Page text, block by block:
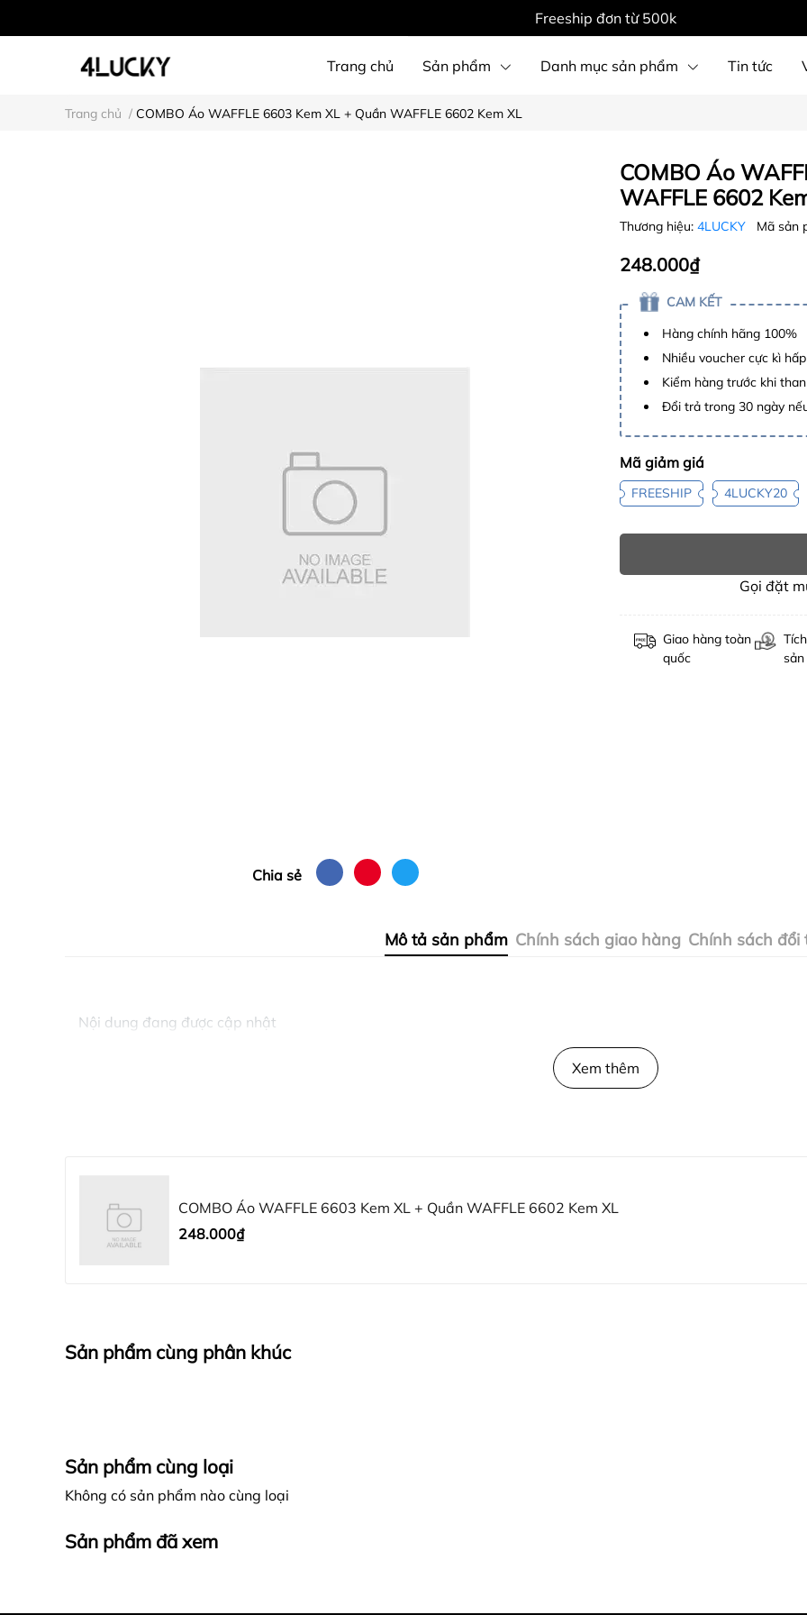
Freeship đơn từ 500k
Trang chủ Sản phẩm Danh mục sản phẩm Tin tức
Trang chủ / COMBO Áo WAFFLE 6603 Kem XL + Quần WAFFLE 6602 Kem XL
Chia sẻ
COMBO Áo
WAFFLE 6602
Thương hiệu: 4LUCKY Mã sản
248.000₫
CAM KẾT
Hàng chính hãng 100%
Nhiều voucher cực kì
Kiểm hàng trước khi
Đổi trả trong 30 ngày
Mã giảm giá
FREESHIP 4LUCKY20
Gọi đặt
Giao hàng toàn
quốc
Mô tả sản phẩm Chính sách giao hàng Chính sách đổi
Nội dung đang được cập nhật
Xem thêm
COMBO Áo WAFFLE 6603 Kem XL + Quần WAFFLE 6602 Kem XL
248.000₫
Sản phẩm cùng phân khúc
Sản phẩm cùng loại
Không có sản phẩm nào cùng loại
Sản phẩm đã xem